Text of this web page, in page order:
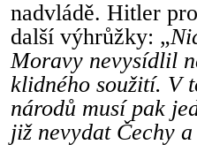
nadvládě. Hitler
další výhrůžky: „
Moravy nevysídlil
klidného soužití. V
národů musí pak
již nevydat Čechy